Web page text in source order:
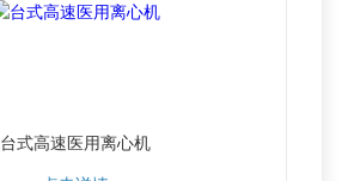
台式高速医用离心机